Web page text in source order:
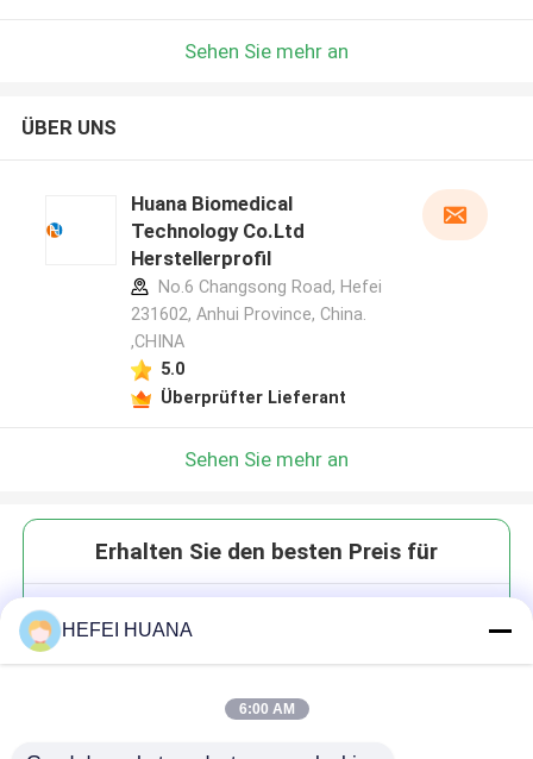
Sehen Sie mehr an
ÜBER UNS
Huana Biomedical
Technology Co.Ltd
Herstellerprofil
No.6 Changsong Road, Hefei
231602, Anhui Province, China.
,CHINA
5.0
Überprüfter Lieferant
Sehen Sie mehr an
Erhalten Sie den besten Preis für
HEFEI HUANA
6:00 AM